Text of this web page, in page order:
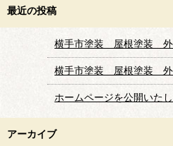
最近の投稿
横手市塗装 屋根塗装 外
横手市塗装 屋根塗装
ホームページを公開いたし
アーカイブ